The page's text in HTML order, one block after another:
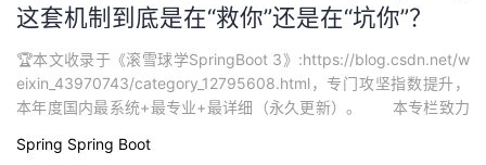
这套机制到底是在“救你”还是在“坑你”？
🏆本文收录于《滚雪球学SpringBoot 3》:https://blog.csdn.net/w
eixin_43970743/category_12795608.html，专门攻坚指数提升，
本年度国内最系统+最专业+最详细（永久更新）。 本专栏致力
网独家首发，打造精品专栏，专栏持续更新中…欢迎大家订阅持续学
Spring Spring Boot